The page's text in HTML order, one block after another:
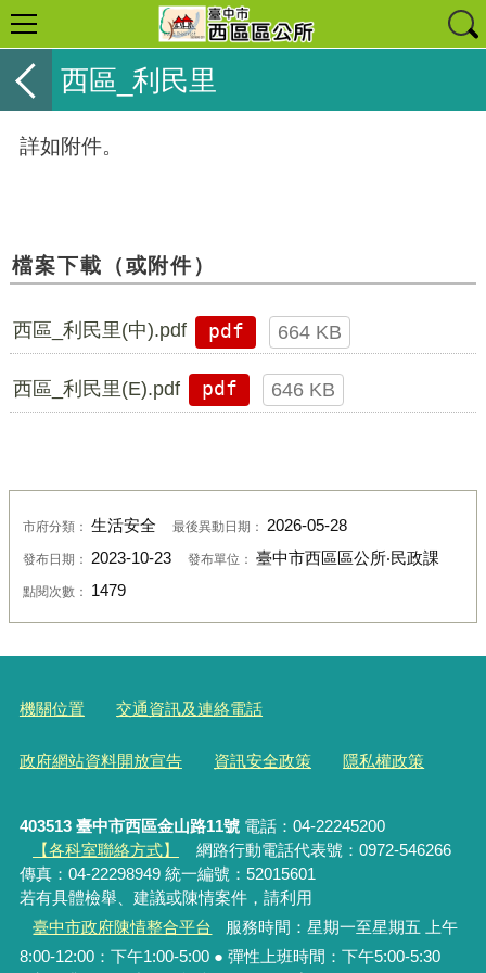
西區_利民里
詳如附件。
檔案下載（或附件）
西區_利民里(中).pdf pdf 664 KB
西區_利民里(E).pdf pdf 646 KB
市府分類： 生活安全 最後異動日期： 2026-05-28
發布日期： 2023-10-23 發布單位： 臺中市西區區公所‧民政課
點閱次數： 1479
機關位置 交通資訊及連絡電話
政府網站資料開放宣告 資訊安全政策 隱私權政策
403513 臺中市西區金山路11號電話：04-22245200
【各科室聯絡方式】
網路行動電話代表號：0972-546266
傳真：04-22298949 統一編號：52015601
若有具體檢舉、建議或陳情案件，請利用
臺中市政府陳情整合平台
服務時間：星期一至星期五 上午
8:00-12:00：下午1:00-5:00 ● 彈性上班時間：下午5:00-5:30